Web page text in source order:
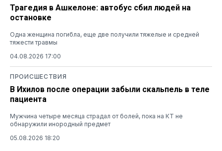
Трагедия в Ашкелоне: автобус сбил людей на
остановке
Одна женщина погибла, еще две получили тяжелые и средней
тяжести травмы
04.08.2026 17:00
ПРОИСШЕСТВИЯ
В Ихилов после операции забыли скальпель в теле
пациента
Мужчина четыре месяца страдал от болей, пока на КТ не
обнаружили инородный предмет
05.08.2026 18:20